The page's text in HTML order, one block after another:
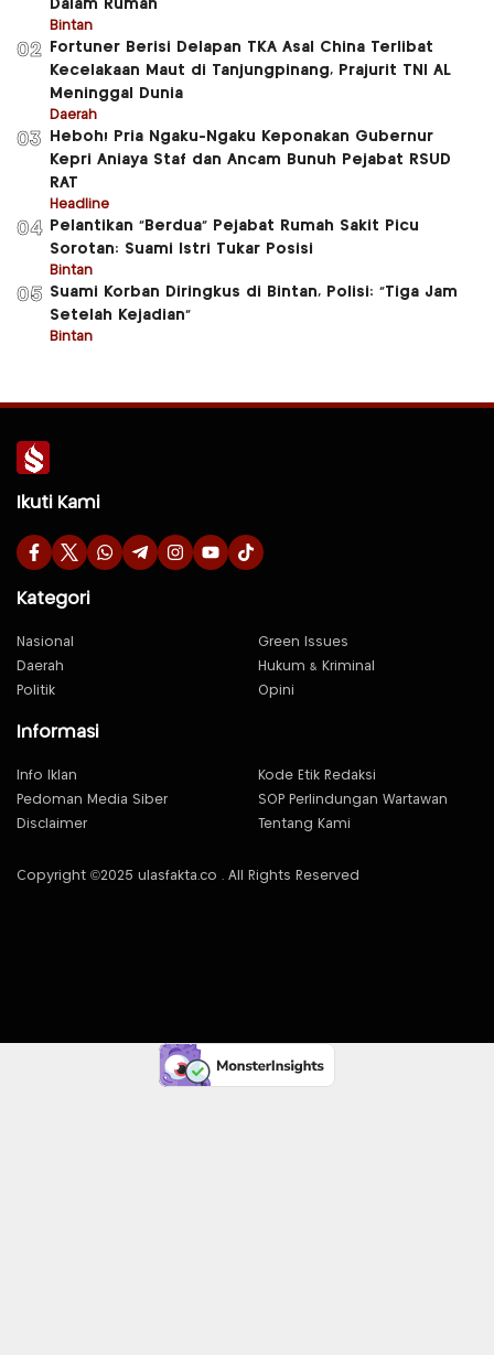
Dalam Rumah
Bintan
02
Fortuner Berisi Delapan TKA Asal China Terlibat
Kecelakaan Maut di Tanjungpinang, Prajurit TNI AL
Meninggal Dunia
Daerah
03
Heboh! Pria Ngaku-Ngaku Keponakan Gubernur
Kepri Aniaya Staf dan Ancam Bunuh Pejabat RSUD
RAT
Headline
04
Pelantikan “Berdua” Pejabat Rumah Sakit Picu
Sorotan: Suami Istri Tukar Posisi
Bintan
05 Suami Korban Diringkus di Bintan, Polisi: “Tiga Jam
Setelah Kejadian”
Bintan
Ikuti Kami
Kategori
Nasional
Green Issues
Daerah
Hukum & Kriminal
Politik
Opini
Informasi
Info Iklan
Kode Etik Redaksi
Pedoman Media Siber
SOP Perlindungan Wartawan
Disclaimer
Tentang Kami
Copyright ©2025 ulasfakta.co . All Rights Reserved